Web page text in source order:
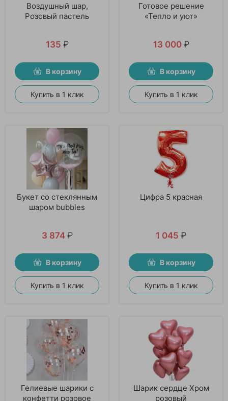
Воздушный шар,
Розовый пастель
135 ₽
В корзину
Купить в 1 клик
Готовое решение
«Тепло и уют»
13 000 ₽
В корзину
Купить в 1 клик
Букет со стеклянным
шаром bubbles
3 874 ₽
В корзину
Купить в 1 клик
Цифра 5 красная
1 045 ₽
В корзину
Купить в 1 клик
Гелиевые шарики с
конфетти розовое
Шарик сердце Хром
розовый